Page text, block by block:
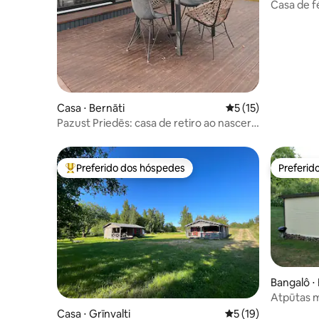
Casa ⋅ Bernāti 5 de uma avaliação
5 (15)
Pazust Priedēs: casa de retiro ao nascer
Casa de
Entre os melhores preferidos dos hóspedes
Preferido dos hóspedes
Casa ⋅ Grīnvalti 5 de uma avaliação
5 (19)
Bangalô
Atpūtas